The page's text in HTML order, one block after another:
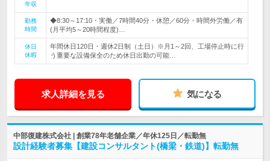
年収
勤務
時間
◆8:30～17:10・実働／7時間40分・休憩／60分・時間外労働／有
(月平均5～20時間程度)…
休日
休暇
年間休日120日・週休2日制（土日）※月1～2回、工場停止時に行
う重要な設備保全のため休日出勤の可能…
求人詳細を見る 気になる
中部復建株式会社 | 創業78年老舗企業／年休125日／転勤無
設計経験者募集【建設コンサルタント(橋梁・鉄道)】転勤無